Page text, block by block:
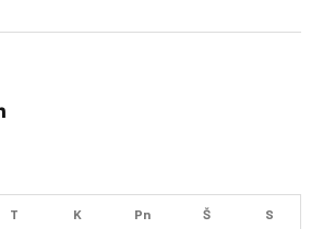
T K Pn Š S